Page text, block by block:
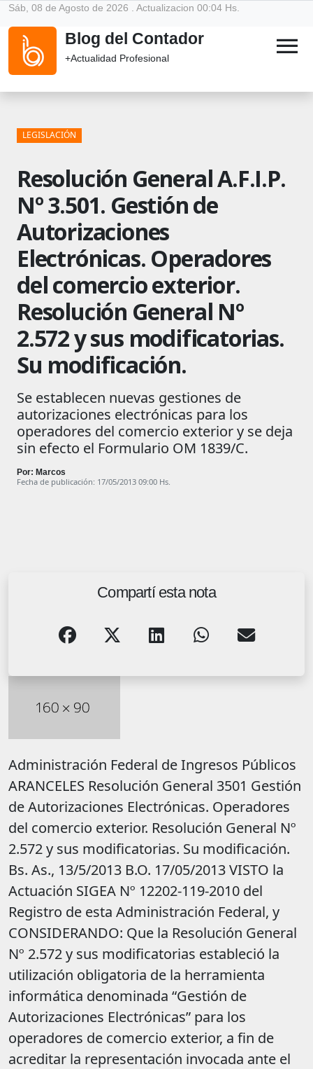
Sáb, 08 de Agosto de 2026 . Actualizacion 00:04 Hs.
Blog del Contador
+Actualidad Profesional menu
LEGISLACIÓN
Resolución General A.F.I.P.
Nº 3.501. Gestión de
Autorizaciones
Electrónicas. Operadores
del comercio exterior.
Resolución General Nº
2.572 y sus modificatorias.
Su modificación.
Se establecen nuevas gestiones de
autorizaciones electrónicas para los
operadores del comercio exterior y se deja
sin efecto el Formulario OM 1839/C.
Por: Marcos
Fecha de publicación: 17/05/2013 09:00 Hs.
Compartí esta nota
Administración Federal de Ingresos Públicos
ARANCELES Resolución General 3501 Gestión
de Autorizaciones Electrónicas. Operadores
del comercio exterior. Resolución General Nº
2.572 y sus modificatorias. Su modificación.
Bs. As., 13/5/2013 B.O. 17/05/2013 VISTO la
Actuación SIGEA Nº 12202-119-2010 del
Registro de esta Administración Federal, y
CONSIDERANDO: Que la Resolución General
Nº 2.572 y sus modificatorias estableció la
utilización obligatoria de la herramienta
informática denominada “Gestión de
Autorizaciones Electrónicas” para los
operadores de comercio exterior, a fin de
acreditar la representación invocada ante el